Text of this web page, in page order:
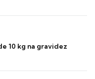
10 kg na gravidez